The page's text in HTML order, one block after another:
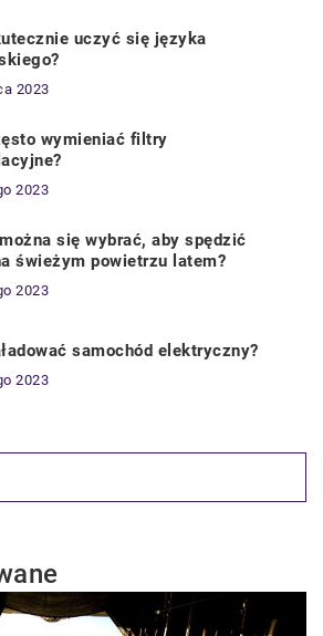
uczyć się języka
2023
wymieniać filtry
2023
się wybrać, aby spędzić
świeżym powietrzu latem?
2023
samochód elektryczny?
2023